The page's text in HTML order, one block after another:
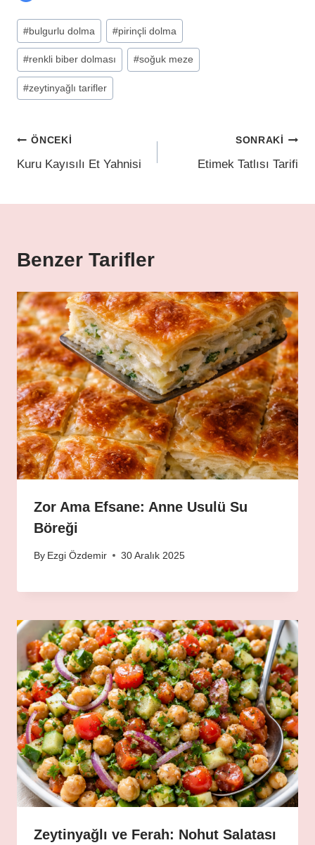
#bulgurlu dolma #pirinçli dolma
#renkli biber dolması #soğuk meze
#zeytinyağlı tarifler
ÖNCEKI
Kuru Kayısılı Et Yahnisi
SONRAKI
Etimek Tatlısı Tarifi
Benzer Tarifler
Zor Ama Efsane: Anne Usulü Su
Böreği
By Ezgi Özdemir 30 Aralık 2025
Zeytinyağlı ve Ferah: Nohut Salatası